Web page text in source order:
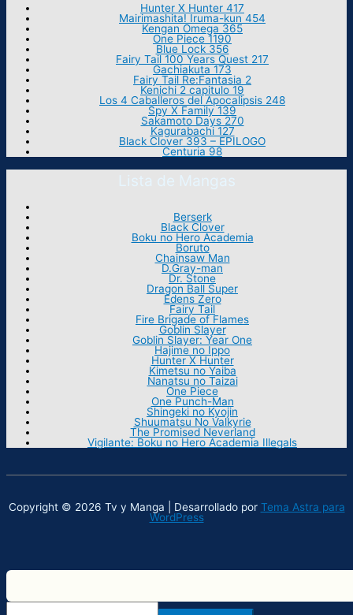
Hunter X Hunter 417
Mairimashita! Iruma-kun 454
Kengan Omega 365
One Piece 1190
Blue Lock 356
Fairy Tail 100 Years Quest 217
Gachiakuta 173
Fairy Tail Re:Fantasia 2
Kenichi 2 capitulo 19
Los 4 Caballeros del Apocalipsis 248
Spy X Family 139
Sakamoto Days 270
Kagurabachi 127
Black Clover 393 – EPILOGO
Centuria 98
Lista de Mangas
Berserk
Black Clover
Boku no Hero Academia
Boruto
Chainsaw Man
D.Gray-man
Dr. Stone
Dragon Ball Super
Edens Zero
Fairy Tail
Fire Brigade of Flames
Goblin Slayer
Goblin Slayer: Year One
Hajime no Ippo
Hunter X Hunter
Kimetsu no Yaiba
Nanatsu no Taizai
One Piece
One Punch-Man
Shingeki no Kyojin
Shuumatsu No Valkyrie
The Promised Neverland
Vigilante: Boku no Hero Academia Illegals
Copyright © 2026 Tv y Manga | Desarrollado por Tema Astra para
WordPress